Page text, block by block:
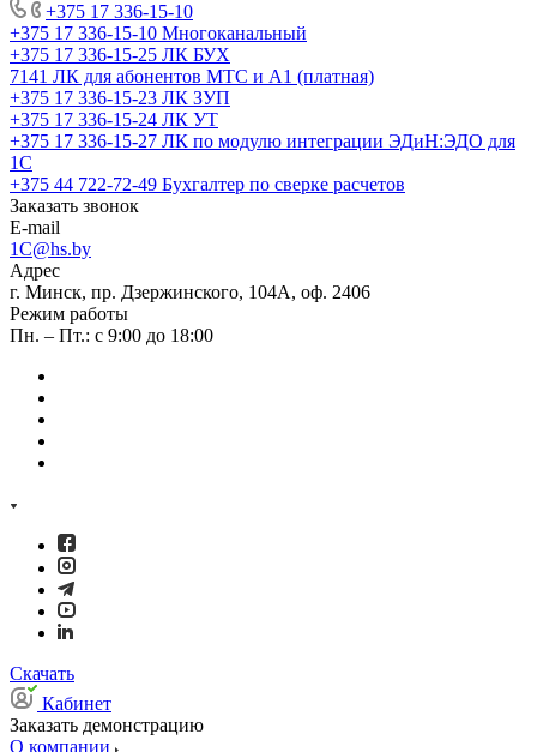
+375 17 336-15-10
+375 17 336-15-10 Многоканальный
+375 17 336-15-25 ЛК БУХ
7141 ЛК для абонентов МТС и А1 (платная)
+375 17 336-15-23 ЛК ЗУП
+375 17 336-15-24 ЛК УТ
+375 17 336-15-27 ЛК по модулю интеграции ЭДиН:ЭДО для
1С
+375 44 722-72-49 Бухгалтер по сверке расчетов
Заказать звонок
E-mail
1C@hs.by
Адрес
г. Минск, пр. Дзержинского, 104А, оф. 2406
Режим работы
Пн. – Пт.: с 9:00 до 18:00
Скачать
Кабинет
Заказать демонстрацию
О компании